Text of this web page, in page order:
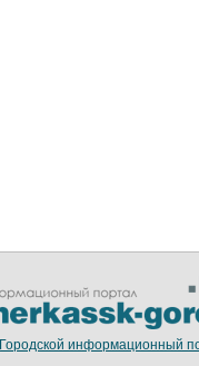
Городской информационный